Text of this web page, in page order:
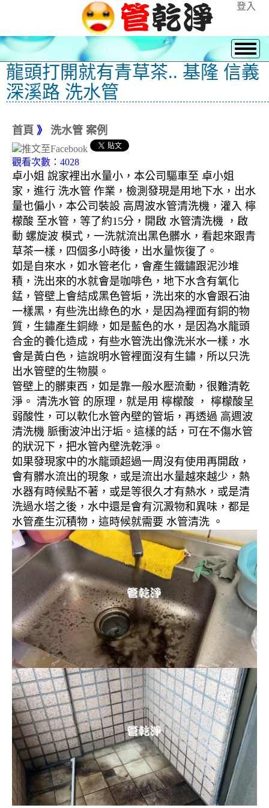
登入
龍頭打開就有青草茶.. 基隆 信義
深溪路 洗水管
首頁 》 洗水管 案例
觀看次數：4028
卓小姐 說家裡出水量小，本公司驅車至 卓小姐
家，進行 洗水管 作業，檢測發現是用地下水，出水
量也偏小，本公司裝設 高周波水管清洗機，灌入 檸
檬酸 至水管，等了約15分，開啟 水管清洗機 ，啟
動 螺旋波 模式，一洗就流出黑色髒水，看起來跟青
草茶一樣，四個多小時後，出水量恢復了。
如是自來水，如水管老化，會產生鐵鏽跟泥沙堆
積，洗出來的水就會是咖啡色，地下水含有氧化
錳，管壁上會結成黑色管垢，洗出來的水會跟石油
一樣黑，有些洗出綠色的水，是因為裡面有銅的物
質，生鏽產生銅綠，如是藍色的水，是因為水龍頭
合金的養化造成，有些水管洗出像洗米水一樣，水
會是黃白色，這說明水管裡面沒有生鏽，所以只洗
出水管壁的生物膜。
管壁上的髒東西，如是靠一般水壓流動，很難清乾
淨。 清洗水管 的原理，就是用 檸檬酸 ， 檸檬酸呈
弱酸性，可以軟化水管內壁的管垢，再透過 高週波
清洗機 脈衝波沖出汙垢。這樣的話，可在不傷水管
的狀況下，把水管內壁洗乾淨。
如果發現家中的水龍頭超過一周沒有使用再開啟，
會有髒水流出的現象，或是流出水量越來越少，熱
水器有時候點不著，或是等很久才有熱水，或是清
洗過水塔之後，水中還是會有沉澱物和異味，都是
水管產生沉積物，這時候就需要 水管清洗 。